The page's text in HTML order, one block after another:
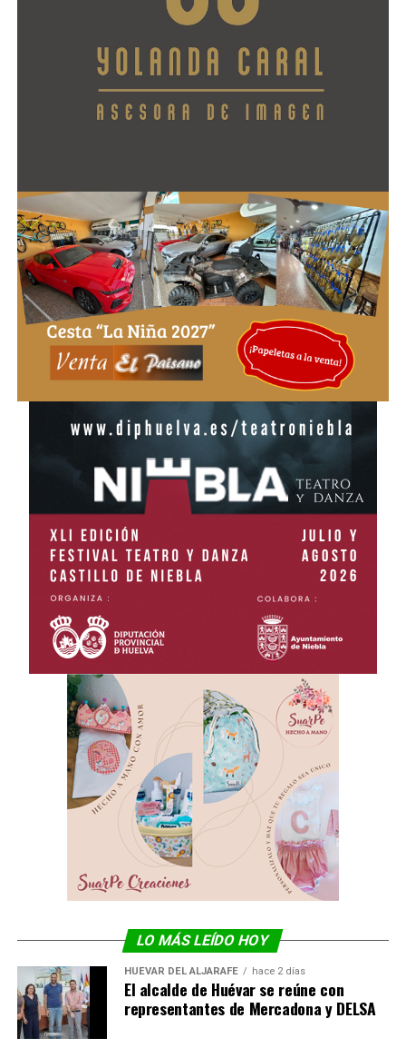
LO MÁS LEÍDO HOY
HUÉVAR DEL ALJARAFE hace 2 días
El alcalde de Huévar se reúne con
representantes de Mercadona y DELSA